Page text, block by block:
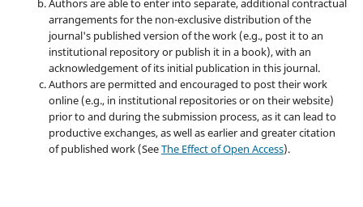
Authors are able to enter into separate, additional contractual
arrangements for the non-exclusive distribution of the
journal's published version of the work (e.g., post it to an
institutional repository or publish it in a book), with an
acknowledgement of its initial publication in this journal.
Authors are permitted and encouraged to post their work
online (e.g., in institutional repositories or on their website)
prior to and during the submission process, as it can lead to
productive exchanges, as well as earlier and greater citation
of published work (SeeThe Effect of Open Access).